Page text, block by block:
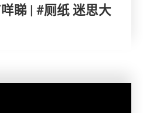
咩睇 | #厕纸 迷思大